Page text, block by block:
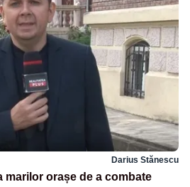
Darius Stănescu
marilor orașe de a combate